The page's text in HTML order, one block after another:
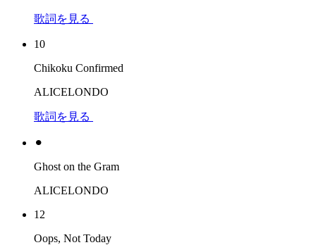
歌詞を見る
10
Chikoku Confirmed
ALICELONDO
歌詞を見る
⚫︎
Ghost on the Gram
ALICELONDO
12
Oops, Not Today